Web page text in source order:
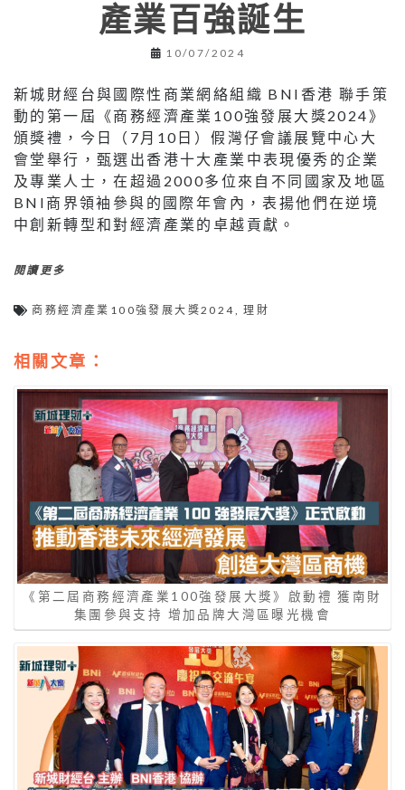
產業百強誕生
10/07/2024
新城財經台與國際性商業網絡組織 BNI香港 聯手策
動的第一屆《商務經濟產業100強發展大獎2024》
頒獎禮，今日（7月10日）假灣仔會議展覽中心大
會堂舉行，甄選出香港十大產業中表現優秀的企業
及專業人士，在超過2000多位來自不同國家及地區
BNI商界領袖參與的國際年會內，表揚他們在逆境
中創新轉型和對經濟產業的卓越貢獻。
閱讀更多
商務經濟產業100強發展大獎2024 ,理財
相關文章：
《第二屆商務經濟產業100強發展大獎》啟動禮 獲南財
集團參與支持 增加品牌大灣區曝光機會